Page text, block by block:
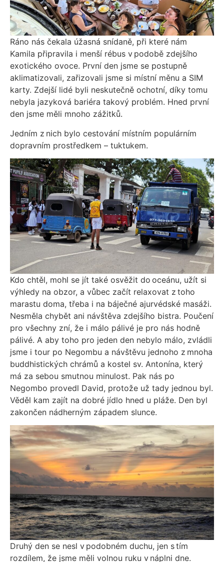
Ráno nás čekala úžasná snídaně, při které nám
Kamila připravila i menší rébus v podobě zdejšího
exotického ovoce. První den jsme se postupně
aklimatizovali, zařizovali jsme si místní měnu a SIM
karty. Zdejší lidé byli neskutečně ochotní, díky tomu
nebyla jazyková bariéra takový problém. Hned první
den jsme měli mnoho zážitků.
Jedním z nich bylo cestování místním populárním
dopravním prostředkem – tuktukem.
Kdo chtěl, mohl se jít také osvěžit do oceánu, užít si
výhledy na obzor, a vůbec začít relaxovat z toho
marastu doma, třeba i na báječné ajurvédské masáži.
Nesměla chybět ani návštěva zdejšího bistra. Poučení
pro všechny zní, že i málo pálivé je pro nás hodně
pálivé. A aby toho pro jeden den nebylo málo, zvládli
jsme i tour po Negombu a návštěvu jednoho z mnoha
buddhistických chrámů a kostel sv. Antonína, který
má za sebou smutnou minulost. Pak nás po
Negombo provedl David, protože už tady jednou byl.
Věděl kam zajít na dobré jídlo hned u pláže. Den byl
zakončen nádherným západem slunce.
Druhý den se nesl v podobném duchu, jen s tím
rozdílem, že jsme měli volnou ruku v náplni dne.